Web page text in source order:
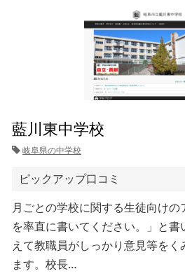
藍川東中学校
岐阜県の中学校
ピックアップ口コミ
月ごとの学校に関する生徒向け
を率直に書いてください。」と書
えて教職員がしっかり意見等を
ます。校長…